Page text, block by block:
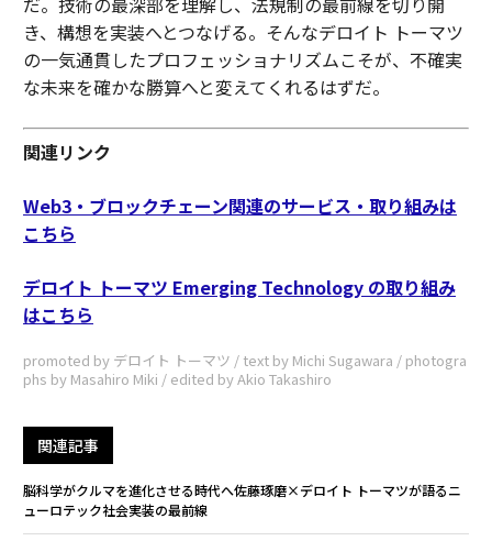
き、構想を実装へとつなげる。そんなデロイト トーマツ
の一気通貫したプロフェッショナリズムこそが、不確実
な未来を確かな勝算へと変えてくれるはずだ。
関連リンク
Web3・ブロックチェーン関連のサービス・取り組みは
こちら
デロイト トーマツ Emerging Technology の取り組み
はこちら
promoted by デロイト トーマツ / text by Michi Sugawara / photogra
phs by Masahiro Miki / edited by Akio Takashiro
関連記事
脳科学がクルマを進化させる時代へ――佐藤琢磨×デロイト トーマツが語るニ
ューロテック社会実装の最前線